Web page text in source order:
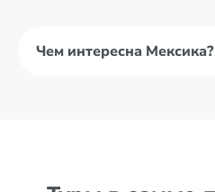
Чем интересна Мексика?